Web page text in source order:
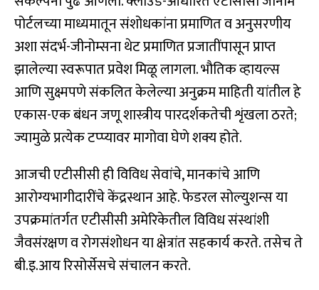
पोर्टलच्या माध्यमातून संशोधकांना प्रमाणित व अनुसरणीय
अशा संदर्भ-जीनोम्सना थेट प्रमाणित प्रजातींपासून प्राप्त
झालेल्या स्वरूपात प्रवेश मिळू लागला. भौतिक व्हायल्स
आणि सुक्ष्मपणे संकलित केलेल्या अनुक्रम माहिती यांतील हे
एकास-एक बंधन जणू शास्त्रीय पारदर्शकतेची शृंखला ठरते;
ज्यामुळे प्रत्येक टप्प्यावर मागोवा घेणे शक्य होते.
आजची एटीसीसी ही विविध सेवांचे, मानकांचे आणि
आरोग्यभागीदारींचे केंद्रस्थान आहे. फेडरल सोल्युशन्स या
उपक्रमांतर्गत एटीसीसी अमेरिकेतील विविध संस्थांशी
जैवसंरक्षण व रोगसंशोधन या क्षेत्रांत सहकार्य करते. तसेच ते
बी.इ.आय रिसोर्सेसचे संचालन करते.